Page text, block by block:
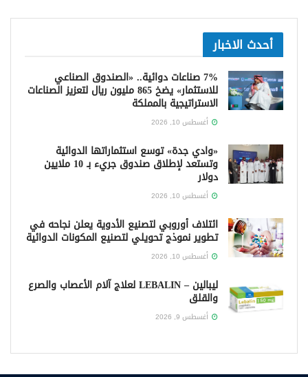
أحدث الاخبار
7% صناعات دوائية.. «الصندوق الصناعي
للاستثمار» يضخ 865 مليون ريال لتعزيز الصناعات
الاستراتيجية بالمملكة
أغسطس 10, 2026
«وادي جدة» توسع استثماراتها الدوائية
وتستعد لإطلاق صندوق جريء بـ 10 ملايين
دولار
أغسطس 10, 2026
ائتلاف أوروبي لتصنيع الأدوية يعلن نجاحه في
تطوير نموذج تحويلي لتصنيع المكونات الدوائية
أغسطس 10, 2026
ليبالين – LEBALIN لعلاج آلام الأعصاب والصرع
والقلق
أغسطس 9, 2026